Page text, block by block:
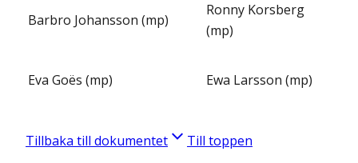
Barbro Johansson (mp)
Ronny Korsberg
(mp)
Eva Goës (mp) Ewa Larsson (mp)
Tillbaka till dokumentet Till toppen